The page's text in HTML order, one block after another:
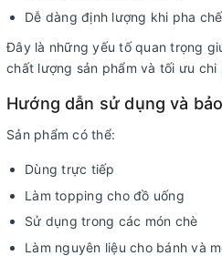
Dễ dàng định lượng khi pha chế
Đây là những yếu tố quan trọng
chất lượng sản phẩm và tối ưu chi
Hướng dẫn sử dụng và
Sản phẩm có thể:
Dùng trực tiếp
Làm topping cho đồ uống
Sử dụng trong các món chè
Làm nguyên liệu cho bánh và